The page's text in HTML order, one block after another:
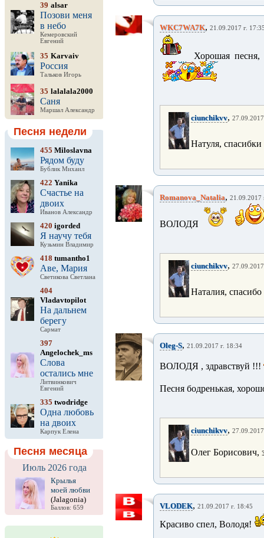
39 alsar
Позови меня
в небо
Кемеровский
Евгений
35 Karvaiv
Россия
Тальков Игорь
35 lalalala2000
Саня
Маршал Александр
Песня недели
455 Miloslavna
Рядом буду
Бублик Михаил
422 Yanika
Счастье на
двоих
Иванов Александр
420 igorded
Я научу тебя
Кузьмин Владимир
418 tumantho1
Аве, Мария
Светикова Светлана
404
Vladavtopilot
На дальнем
берегу
Сармат
397
Angelochek_ms
Слова
остались мне
Литвинкович
Евгений
335 twodridge
Одна любовь
на двоих
Карпук Елена
Песня месяца
Июль 2026 года
Крылья
моей любви
(Jalagonia)
Баллов: 659
WKC7WA7K, 21.09.2017 г.
Хорошая
ciunchikvv,
Натуля,
Romanova_Natalia, 21.09.2017
ВОЛОДЯ
ciunchikvv,
Наталия,
Oleg-S, 21.09.2017 г. 18:34
ВОЛОДЯ , здравствуй !!!
Песня бодренькая,
ciunchikvv,
Олег Борисович,
VLODEK, 21.09.2017 г. 18:45
Красиво спел, Володя!